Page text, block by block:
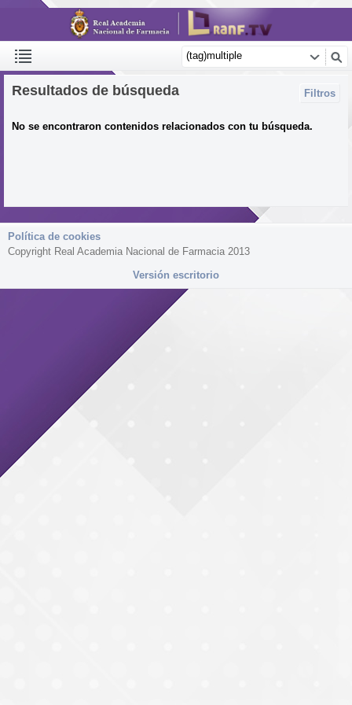
Filtros
Resultados de búsqueda
No se encontraron contenidos relacionados con tu búsqueda.
Política de cookies
Copyright Real Academia Nacional de Farmacia 2013
Versión escritorio